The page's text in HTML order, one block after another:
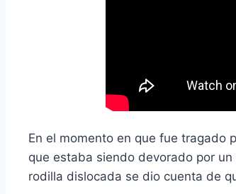
En el momento en que fue tragado
que estaba siendo devorado por
rodilla dislocada se dio cuenta de